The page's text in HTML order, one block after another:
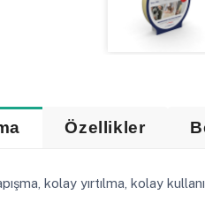
Özellikler
kolay yırtılma, kolay